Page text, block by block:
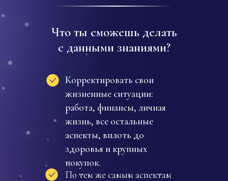
Что ты сможешь делать
с данными знаниями?
По тем же самым аспектам
Корректировать свои
жизненные ситуации:
работа, финансы, личная
жизнь, все остальные
аспекты, вплоть до
здоровья и крупных
покупок.